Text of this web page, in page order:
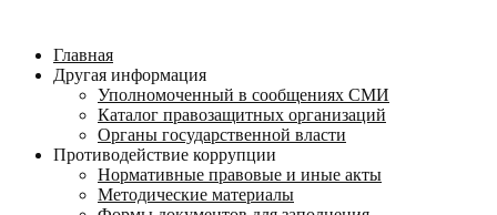
Главная
Другая информация
Уполномоченный в сообщениях СМИ
Каталог правозащитных организаций
Органы государственной власти
Противодействие коррупции
Нормативные правовые и иные акты
Методические материалы